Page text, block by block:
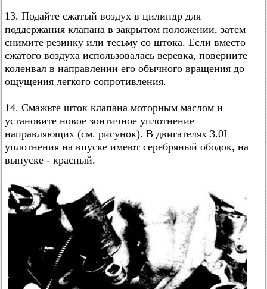
13. Подайте сжатый воздух в цилиндр для
поддержания клапана в закрытом положении, затем
снимите резинку или тесьму со штока. Если вместо
сжатого воздуха использовалась веревка, поверните
коленвал в направлении его обычного вращения до
ощущения легкого сопротивления.
14. Смажьте шток клапана моторным маслом и
установите новое зонтичное уплотнение
направляющих (см. рисунок). В двигателях 3.0L
уплотнения на впуске имеют серебряный ободок, на
выпуске - красный.